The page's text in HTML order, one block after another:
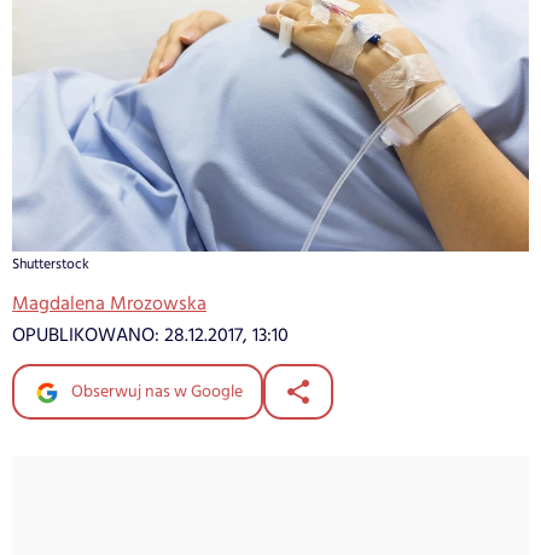
Shutterstock
Magdalena Mrozowska
OPUBLIKOWANO: 28.12.2017, 13:10
Obserwuj nas w Google